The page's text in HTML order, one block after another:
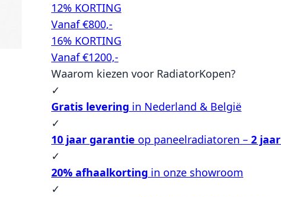
12% KORTING
Vanaf €800,-
16% KORTING
Vanaf €1200,-
Waarom kiezen voor RadiatorKopen?
✓
Gratis levering in Nederland & België
✓
10 jaar garantie op paneelradiatoren – 2 jaar
✓
20% afhaalkorting in onze showroom
✓